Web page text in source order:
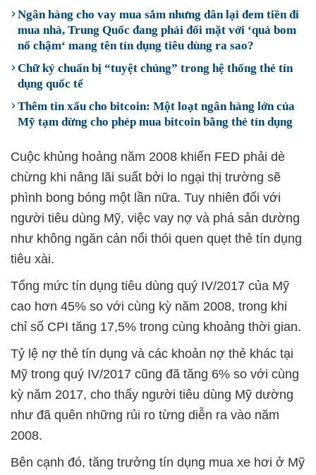
Ngân hàng cho vay mua sắm nhưng dân lại đem tiền đi
mua nhà, Trung Quốc đang phải đối mặt với ‘quả bom
nổ chậm‘ mang tên tín dụng tiêu dùng ra sao?
Chữ ký chuẩn bị “tuyệt chủng” trong hệ thống thẻ tín
dụng quốc tế
Thêm tin xấu cho bitcoin: Một loạt ngân hàng lớn của
Mỹ tạm dừng cho phép mua bitcoin bằng thẻ tín dụng
Cuộc khủng hoảng năm 2008 khiến FED phải dè
chừng khi nâng lãi suất bởi lo ngại thị trường sẽ
phình bong bóng một lần nữa. Tuy nhiên đối với
người tiêu dùng Mỹ, việc vay nợ và phá sản dường
như không ngăn cản nổi thói quen quẹt thẻ tín dụng
tiêu xài.
Tổng mức tín dụng tiêu dùng quý IV/2017 của Mỹ
cao hơn 45% so với cùng kỳ năm 2008, trong khi
chỉ số CPI tăng 17,5% trong cùng khoảng thời gian.
Tỷ lệ nợ thẻ tín dụng và các khoản nợ thẻ khác tại
Mỹ trong quý IV/2017 cũng đã tăng 6% so với cùng
kỳ năm 2017, cho thấy người tiêu dùng Mỹ dường
như đã quên những rủi ro từng diễn ra vào năm
2008.
Bên cạnh đó, tăng trưởng tín dụng mua xe hơi ở Mỹ